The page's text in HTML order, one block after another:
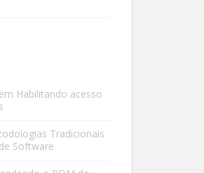
em Habilitando acesso
Tradicionais
Software